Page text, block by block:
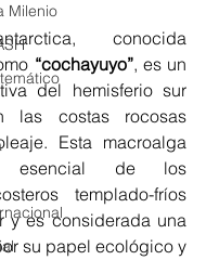
Milenio
conocida
“cochayuyo”, es un
del hemisferio sur
las costas rocosas
Esta macroalga
esencial de los
templado-fríos
y es considerada una
su papel ecológico y